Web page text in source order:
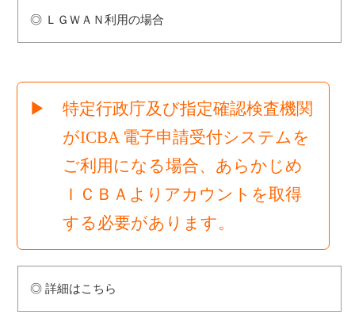
◎ ＬＧＷＡＮ利用の場合
▶ 特定行政庁及び指定確認検査機関
がICBA 電子申請受付システムを
ご利用になる場合、あらかじめ
ＩＣＢＡよりアカウントを取得
する必要があります。
◎ 詳細はこちら